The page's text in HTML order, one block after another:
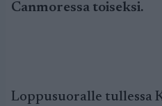
Canmoressa toiseksi.
Loppusuoralle tullessa